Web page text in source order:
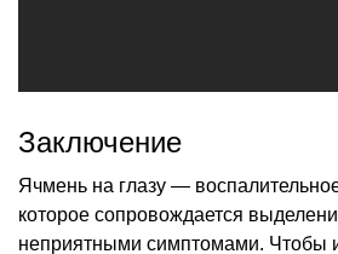
Заключение
Ячмень на глазу —
которое сопровождается
неприятными симптомами. Чтобы